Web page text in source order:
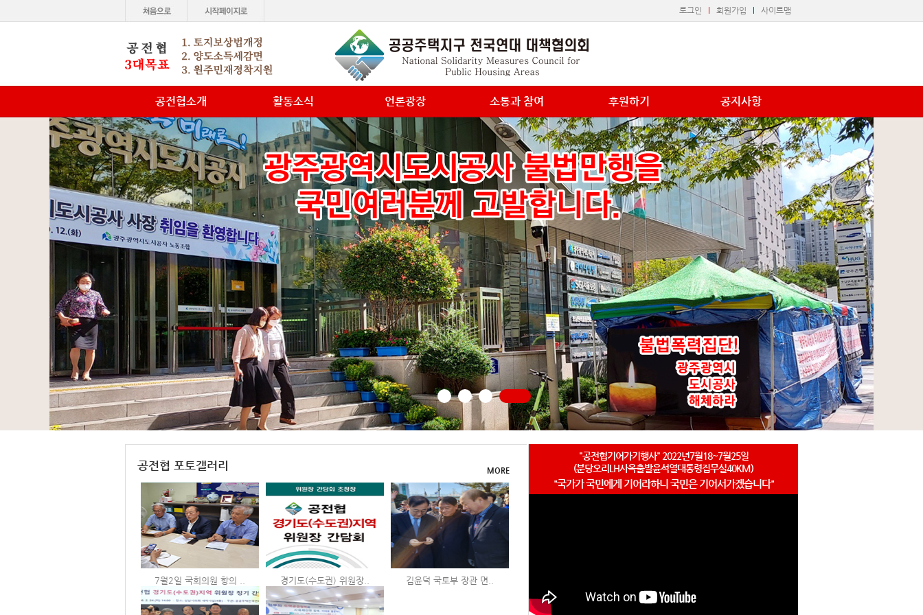
로그인 회원가입 사이트맵
공전협소개 활동소식 언론광장 소통과 참여 후원하기 공지사항
공전협 포토갤러리 MORE
7월2일 국회의원 항의 .. 경기도(수도권) 위원장.. 김윤덕 국토부 장관 면..
"공전협기어가기행사" 2022년7월18~7월25일
(분당오리LH사옥출발윤석열대통령집무실40KM)
"국가가 국민에게 기어라하니 국민은 기어서가겠습니다"